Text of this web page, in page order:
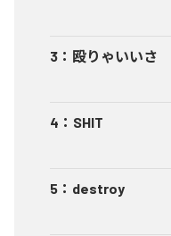
3 ： 殴りゃいいさ
4 ： SHIT
5 ： destroy